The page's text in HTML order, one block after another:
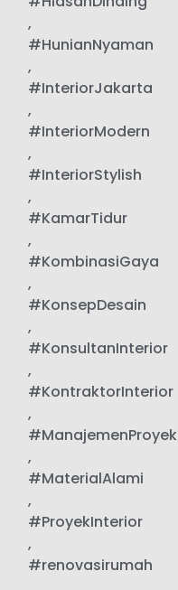
,
#HunianNyaman
,
#InteriorJakarta
,
#InteriorModern
,
#InteriorStylish
,
#KamarTidur
,
#KombinasiGaya
,
#KonsepDesain
,
#KonsultanInterior
,
#KontraktorInterior
,
#ManajemenProyek
,
#MaterialAlami
,
#ProyekInterior
,
#renovasirumah